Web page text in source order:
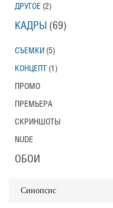
Синопсис
ДРУГОЕ (2)
КАДРЫ (69)
СЪЕМКИ (5)
КОНЦЕПТ (1)
ПРОМО
ПРЕМЬЕРА
СКРИНШОТЫ
NUDE
ОБОИ